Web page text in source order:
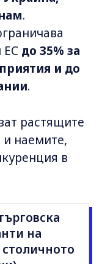
.
ЕС до 35% за
и до
.
растящите
и наемите,
в
на